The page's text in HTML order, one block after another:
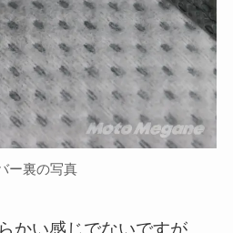
ー裏の写真
かい感じでないですが、